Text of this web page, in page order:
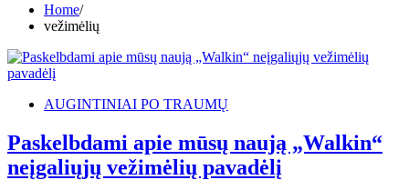
Home
vežimėlių
AUGINTINIAI PO TRAUMŲ
Paskelbdami apie mūsų naują „Walkin“
neįgaliųjų vežimėlių pavadėlį